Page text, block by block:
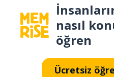
nasıl
öğren
Ücretsiz